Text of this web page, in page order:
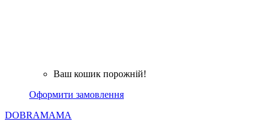
Ваш кошик порожній!
Оформити замовлення
DOBRAMAMA